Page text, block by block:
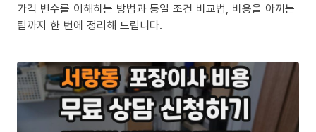
가격 변수를 이해하는 방법과 동일 조건 비교법, 비용을 아끼는
팁까지 한 번에 정리해 드립니다.